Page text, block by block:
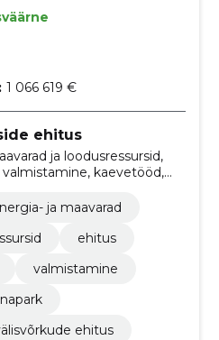
1 066 619 €
ehitus
ja loodusressursid,
kaevetööd,
lumetõrjetööd
ja maavarad
ehitus
valmistamine
ehitus